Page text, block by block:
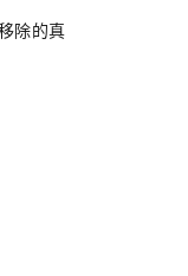
聞文章-最新
對您的品牌或形象造成
來自信譽良好或受歡迎
到它們。 如果您的公司
防萬一發生這種情況，
除的真